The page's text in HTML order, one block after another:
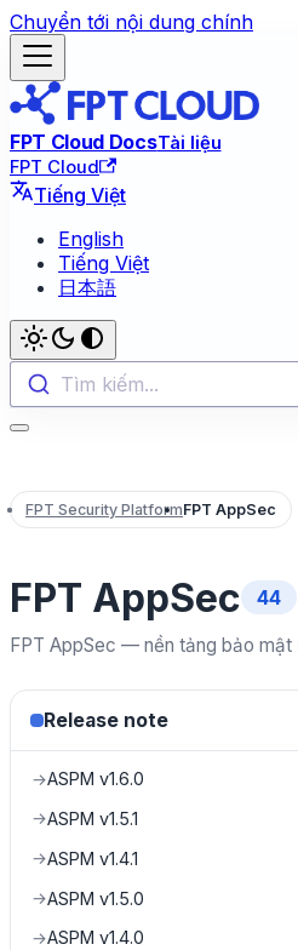
Chuyển tới nội dung chính
FPT Cloud DocsTài liệu
FPT Cloud
Tiếng Việt
English
Tiếng Việt
日本語
Tìm kiếm...
FPT Security PlatformFPT AppSec
FPT AppSec 44
FPT AppSec — nền tảng bảo mật
Release note
→ASPM v1.6.0
→ASPM v1.5.1
→ASPM v1.4.1
→ASPM v1.5.0
→ASPM v1.4.0